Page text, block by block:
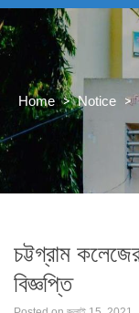
Home > Notice >
চট্টগ্রাম
বিজ্ঞপ্তি